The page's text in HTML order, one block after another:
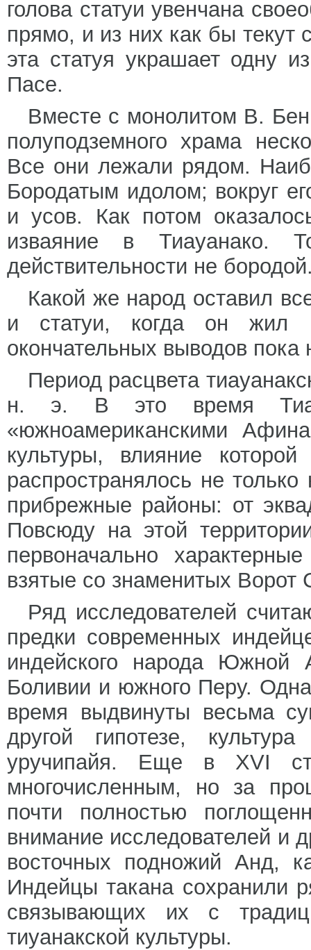
голова статуи увенчана
прямо, и из них как бы
эта статуя украшает одну
Пасе.
Вместе с монолитом В.
полуподземного храма
Все они лежали рядом.
Бородатым идолом; вокруг
и усов. Как потом
изваяние в Тиауанако.
действительности не
Какой же народ оставил
и статуи, когда он жил
окончательных выводов пока
Период расцвета
н. э. В это время
«южноамериканскими
культуры, влияние
распространялось не
прибрежные районы: от
Повсюду на этой
первоначально
взятые со знаменитых Ворот
Ряд исследователей
предки современных
индейского народа Южной
Боливии и южного Перу.
время выдвинуты весьма
другой гипотезе,
уручипайя. Еще в XVI
многочисленным, но за
почти полностью
внимание исследователей и
восточных подножий Анд,
Индейцы такана сохранили
связывающих их с
тиуанакской культуры.